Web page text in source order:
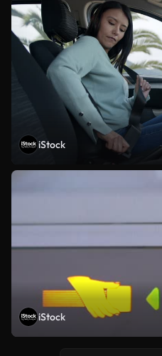
iStock
iStock